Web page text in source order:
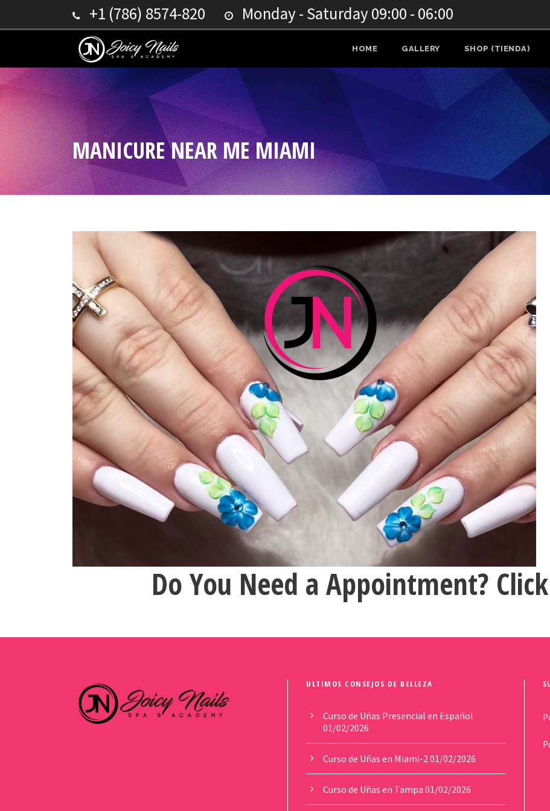
+1 (786) 8574-820 Monday - Saturday 09:00 - 06:00
HOME GALLERY SHOP (TIENDA)
MANICURE NEAR ME MIAMI
Do You Need a Appointment?
ULTIMOS CONSEJOS DE BELLEZA
Curso de Uñas Presencial en Español
01/02/2026
Curso de Uñas en Miami-201/02/2026
Curso de Uñas en Tampa 01/02/2026